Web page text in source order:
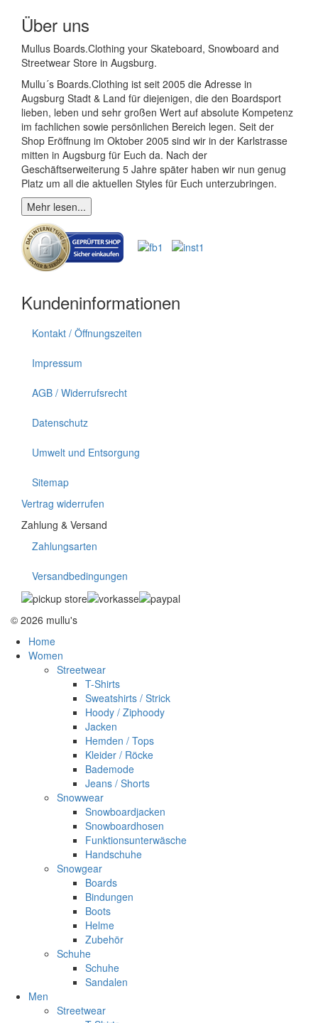
Über uns
Mullus Boards.Clothing your Skateboard, Snowboard and
Streetwear Store in Augsburg.
Mullu´s Boards.Clothing ist seit 2005 die Adresse in
Augsburg Stadt & Land für diejenigen, die den Boardsport
lieben, leben und sehr großen Wert auf absolute Kompetenz
im fachlichen sowie persönlichen Bereich legen. Seit der
Shop Eröffnung im Oktober 2005 sind wir in der Karlstrasse
mitten in Augsburg für Euch da. Nach der
Geschäftserweiterung 5 Jahre später haben wir nun genug
Platz um all die aktuellen Styles für Euch unterzubringen.
Mehr lesen...
Kundeninformationen
Kontakt / Öffnungszeiten
Impressum
AGB / Widerrufsrecht
Datenschutz
Umwelt und Entsorgung
Sitemap
Vertrag widerrufen
Zahlung & Versand
Zahlungsarten
Versandbedingungen
© 2026 mullu's
Home
Women
Streetwear
T-Shirts
Sweatshirts / Strick
Hoody / Ziphoody
Jacken
Hemden / Tops
Kleider / Röcke
Bademode
Jeans / Shorts
Snowwear
Snowboardjacken
Snowboardhosen
Funktionsunterwäsche
Handschuhe
Snowgear
Boards
Bindungen
Boots
Helme
Zubehör
Schuhe
Schuhe
Sandalen
Men
Streetwear